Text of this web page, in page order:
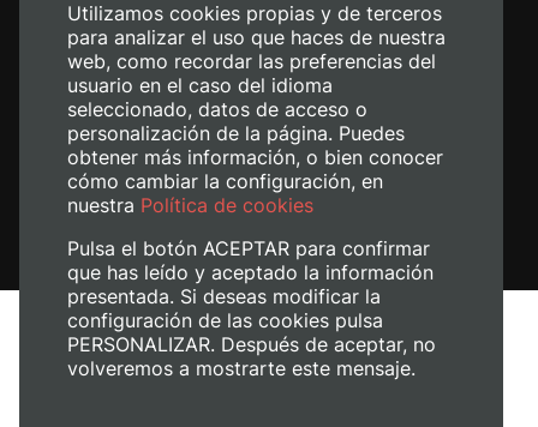
Avís legal
Política de cookies
Utilizamos cookies propias y de terceros
para analizar el uso que haces de nuestra
web, como recordar las preferencias del
usuario en el caso del idioma
seleccionado, datos de acceso o
personalización de la página. Puedes
obtener más información, o bien conocer
cómo cambiar la configuración, en
nuestra Política de cookies
Pulsa el botón ACEPTAR para confirmar
que has leído y aceptado la información
presentada. Si deseas modificar la
configuración de las cookies pulsa
PERSONALIZAR. Después de aceptar, no
volveremos a mostrarte este mensaje.